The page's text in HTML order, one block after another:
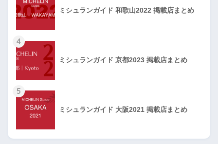
ミシュランガイド 和歌山2022 掲載店まとめ
4
ミシュランガイド 京都2023 掲載店まとめ
5
ミシュランガイド 大阪2021 掲載店まとめ